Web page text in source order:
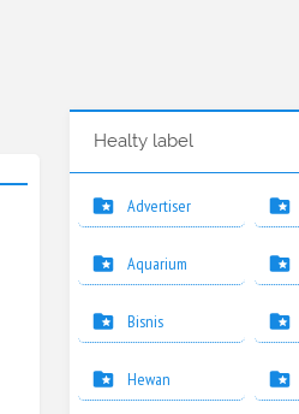
Healty label
Advertiser
Aquarium
Bisnis
Hewan